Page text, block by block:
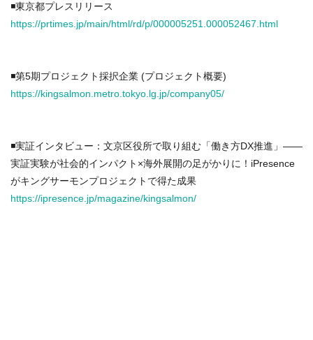
◾️東京都プレスリリース
https://prtimes.jp/main/html/rd/p/000005251.000052467.html
◾️第5期プロジェクト採択企業 (プロジェクト概要)
https://kingsalmon.metro.tokyo.lg.jp/company05/
◾️実証インタビュー：文京区役所で取り組む「働き方DX推進」――
実証実験が社会的インパクト×海外展開の足がかりに！iPresence
がキングサーモンプロジェクトで得た成果
https://ipresence.jp/magazine/kingsalmon/